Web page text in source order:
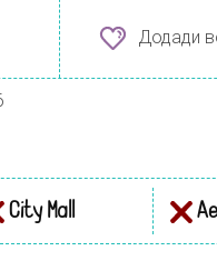
Додади
City Mall